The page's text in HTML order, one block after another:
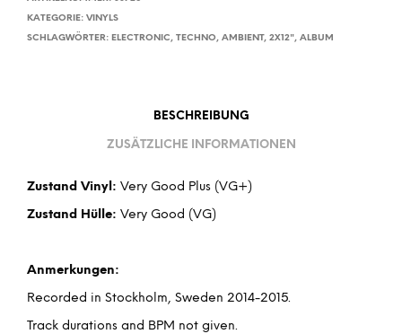
KATEGORIE: VINYLS
SCHLAGWÖRTER: ELECTRONIC, TECHNO, AMBIENT, 2X12", ALBUM
BESCHREIBUNG
ZUSÄTZLICHE INFORMATIONEN
Zustand Vinyl: Very Good Plus (VG+)
Zustand Hülle: Very Good (VG)
Anmerkungen:
Recorded in Stockholm, Sweden 2014-2015.
Track durations and BPM not given.